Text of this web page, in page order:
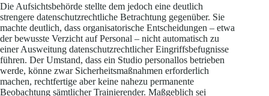
Die Aufsichtsbehörde stellte dem jedoch eine deutlich
strengere datenschutzrechtliche Betrachtung gegenüber. Sie
machte deutlich, dass organisatorische Entscheidungen – etwa
der bewusste Verzicht auf Personal – nicht automatisch zu
einer Ausweitung datenschutzrechtlicher Eingriffsbefugnisse
führen. Der Umstand, dass ein Studio personallos betrieben
werde, könne zwar Sicherheitsmaßnahmen erforderlich
machen, rechtfertige aber keine nahezu permanente
Beobachtung sämtlicher Trainierender. Maßgeblich sei